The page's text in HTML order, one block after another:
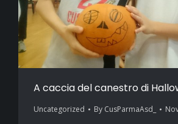
A caccia del canestro di
Uncategorized By CusParmaAsd_